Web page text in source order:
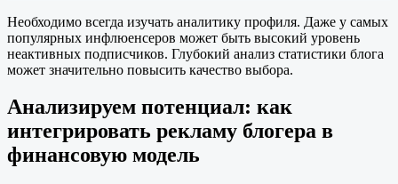
Необходимо всегда изучать аналитику профиля. Даже у самых
популярных инфлюенсеров может быть высокий уровень
неактивных подписчиков. Глубокий анализ статистики блога
может значительно повысить качество выбора.
Анализируем потенциал: как
интегрировать рекламу блогера в
финансовую модель